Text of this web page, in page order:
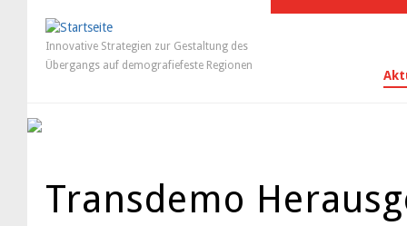
Innovative Strategien zur Gestaltung des
Übergangs auf demografiefeste Regionen
Transdemo